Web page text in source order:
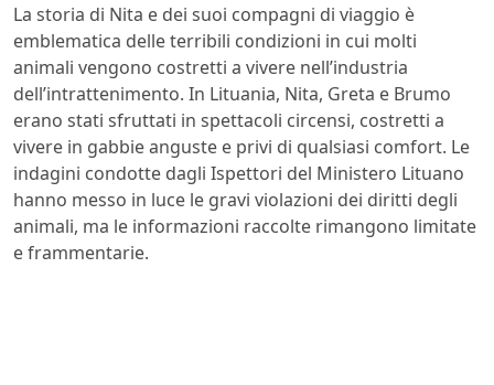
La storia di Nita e dei suoi compagni di viaggio è
emblematica delle terribili condizioni in cui molti
animali vengono costretti a vivere nell’industria
dell’intrattenimento. In Lituania, Nita, Greta e Brumo
erano stati sfruttati in spettacoli circensi, costretti a
vivere in gabbie anguste e privi di qualsiasi comfort. Le
indagini condotte dagli Ispettori del Ministero Lituano
hanno messo in luce le gravi violazioni dei diritti degli
animali, ma le informazioni raccolte rimangono limitate
e frammentarie.